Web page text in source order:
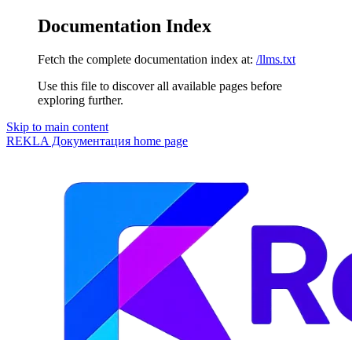
Documentation Index
Fetch the complete documentation index at: /llms.txt
Use this file to discover all available pages before
exploring further.
Skip to main content
REKLA Документация home page